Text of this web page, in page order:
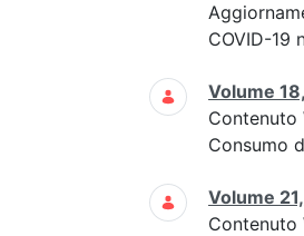
COVID-19
Volume
Contenuto
Consumo
Volume
Contenuto